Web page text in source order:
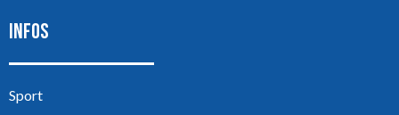
INFOS
Sport